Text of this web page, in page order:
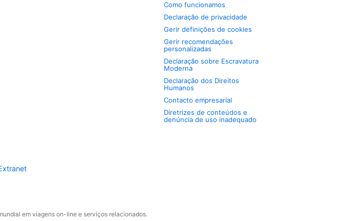
Como funcionamos
Declaração de privacidade
Gerir definições de cookies
Gerir recomendações
personalizadas
Declaração sobre Escravatura
Moderna
Declaração dos Direitos
Humanos
Contacto empresarial
Diretrizes de conteúdos e
denúncia de uso inadequado
em viagens on-line e serviços relacionados.